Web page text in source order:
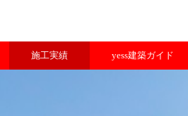
施工実績 yess建築ガイド